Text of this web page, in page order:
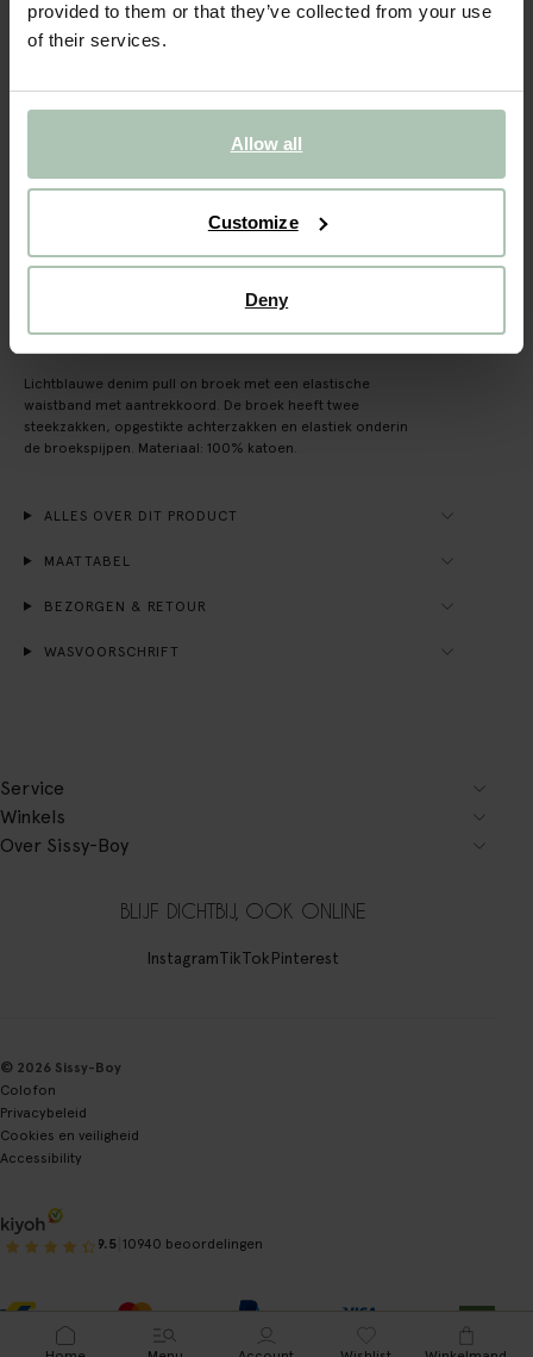
provided to them or that they’ve collected from your use
of their services.
Allow all
Customize
Deny
IN WINKELMAND
BEKIJK WINKELVOORRAAD
Snelle levering
OMSCHRIJVING
Lichtblauwe denim pull on broek met een elastische
waistband met aantrekkoord. De broek heeft twee
steekzakken, opgestikte achterzakken en elastiek onderin
de broekspijpen. Materiaal: 100% katoen.
ALLES OVER DIT PRODUCT
MAATTABEL
BEZORGEN & RETOUR
WASVOORSCHRIFT
Service
Winkels
Over Sissy-Boy
BLIJF DICHTBIJ, OOK ONLINE
InstagramTikTokPinterest
© 2026 Sissy-Boy
Colofon
Privacybeleid
Cookies en veiligheid
Accessibility
9.5 10940 beoordelingen